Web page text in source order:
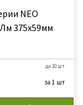
NEO
375x59мм
до 10 шт
за 1 шт